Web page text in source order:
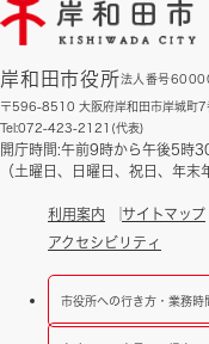
岸和田市役所法人番号
〒596-8510 大阪府岸和田市岸城町7
Tel:072-423-2121(代表)
開庁時間:午前9時から午後5時
（土曜日、日曜日、祝日、年末
利用案内 サイトマップ
アクセシビリティ
市役所への行き方・業務時